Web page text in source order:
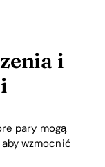
i
pary mogą
wzmocnić